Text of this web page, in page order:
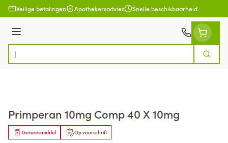
Ga naar de inhoud
Veilige betalingen Apothekersadvies Snelle beschikbaarheid
Menu
Product, merk, categorie...
Zoek
Primperan 10mg Comp 40 X 10mg
Op voorschrift
Geneesmiddel